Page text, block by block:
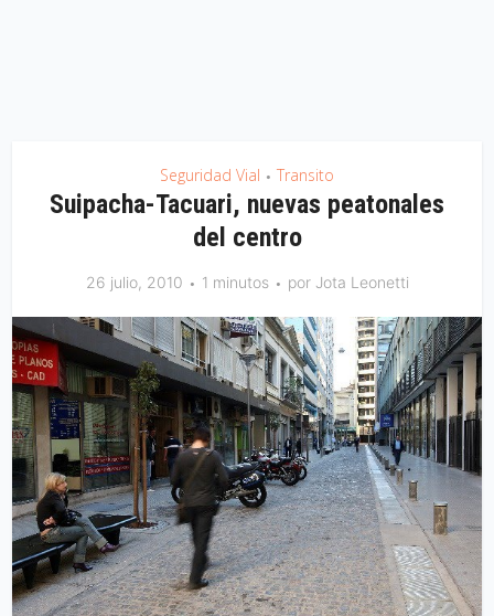
Seguridad Vial • Transito
Suipacha-Tacuari, nuevas peatonales
del centro
26 julio, 2010 1 minutos por Jota Leonetti